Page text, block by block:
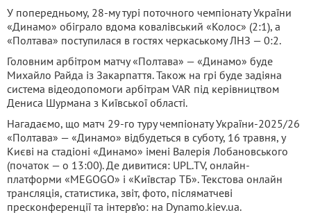
У попередньому, 28-му турі поточного чемпіонату України
«Динамо» обіграло вдома ковалівський «Колос» (2:1), а
«Полтава» поступилася в гостях черкаському ЛНЗ — 0:2.
Головним арбітром матчу «Полтава» — «Динамо» буде
Михайло Райда із Закарпаття. Також на грі буде задіяна
система відеодопомоги арбітрам VAR під керівництвом
Дениса Шурмана з Київської області.
Нагадаємо, що матч 29-го туру чемпіонату України-2025/26
«Полтава» — «Динамо» відбудеться в суботу, 16 травня, у
Києві на стадіоні «Динамо» імені Валерія Лобановського
(початок — о 13:00). Де дивитися: UPL.TV, онлайн-
платформи «MEGOGO» і «Київстар ТБ». Текстова онлайн
трансляція, статистика, звіт, фото, післяматчеві
пресконференції та інтерв’ю: на Dynamo.kiev.ua.